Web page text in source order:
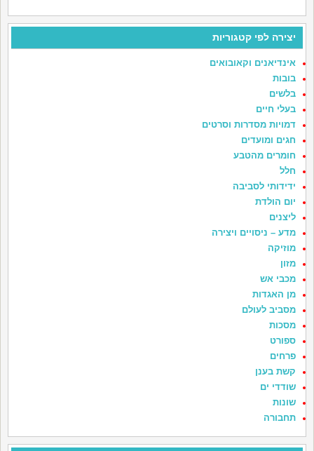
יצירה לפי קטגוריות
אינדיאנים וקאובואים
בובות
בלשים
בעלי חיים
דמויות מסדרות וסרטים
חגים ומועדים
חומרים מהטבע
חלל
ידידותי לסביבה
יום הולדת
ליצנים
מדע – ניסויים ויצירה
מוזיקה
מזון
מכבי אש
מן האגדות
מסביב לעולם
מסכות
ספורט
פרחים
קשת בענן
שודדי ים
שונות
תחבורה